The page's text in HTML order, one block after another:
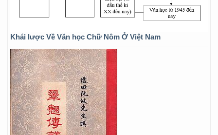
Khái lược Về Văn học Chữ Nôm Ở Việt Nam